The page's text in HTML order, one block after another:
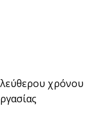
χρόνου